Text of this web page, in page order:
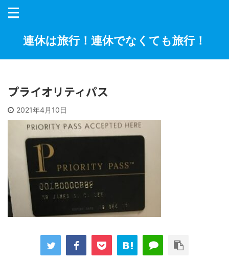
連休は旅行！連休でなくても旅行！
プライオリティパス
2021年4月10日